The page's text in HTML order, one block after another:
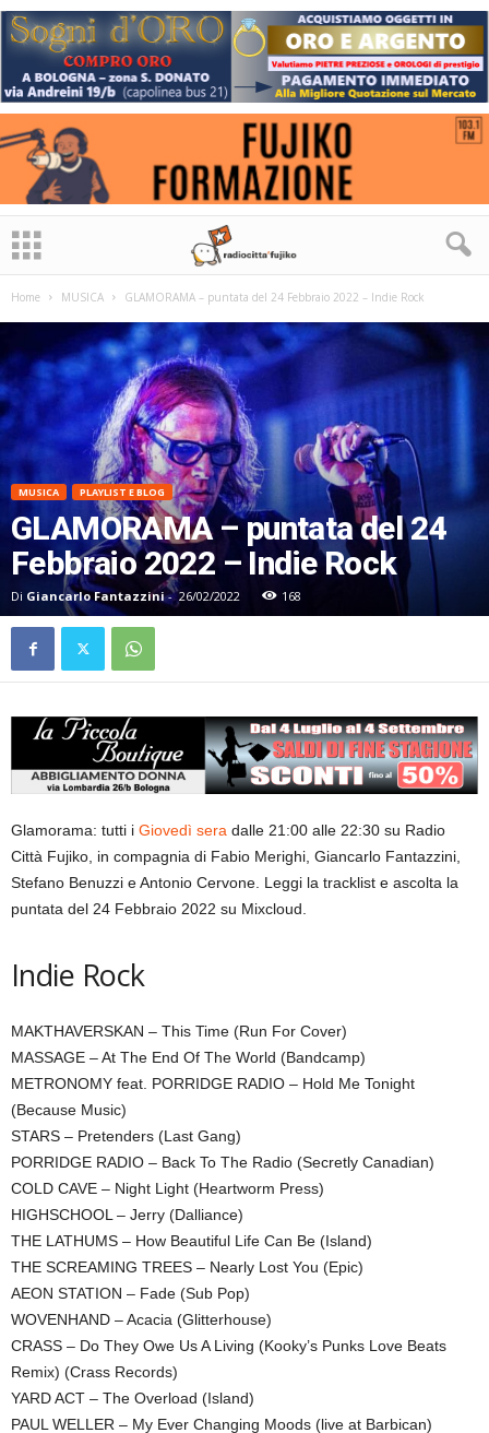
Home MUSICA GLAMORAMA – puntata del 24 Febbraio 2022 – Indie Rock
MUSICA PLAYLIST E BLOG
GLAMORAMA – puntata del 24
Febbraio 2022 – Indie Rock
Di Giancarlo Fantazzini- 26/02/2022 168
Glamorama: tutti i Giovedì sera dalle 21:00 alle 22:30 su Radio
Città Fujiko, in compagnia di Fabio Merighi, Giancarlo Fantazzini,
Stefano Benuzzi e Antonio Cervone. Leggi la tracklist e ascolta la
puntata del 24 Febbraio 2022 su Mixcloud.
Indie Rock
MAKTHAVERSKAN – This Time (Run For Cover)
MASSAGE – At The End Of The World (Bandcamp)
METRONOMY feat. PORRIDGE RADIO – Hold Me Tonight
(Because Music)
STARS – Pretenders (Last Gang)
PORRIDGE RADIO – Back To The Radio (Secretly Canadian)
COLD CAVE – Night Light (Heartworm Press)
HIGHSCHOOL – Jerry (Dalliance)
THE LATHUMS – How Beautiful Life Can Be (Island)
THE SCREAMING TREES – Nearly Lost You (Epic)
AEON STATION – Fade (Sub Pop)
WOVENHAND – Acacia (Glitterhouse)
CRASS – Do They Owe Us A Living (Kooky’s Punks Love Beats
Remix) (Crass Records)
YARD ACT – The Overload (Island)
PAUL WELLER – My Ever Changing Moods (live at Barbican)